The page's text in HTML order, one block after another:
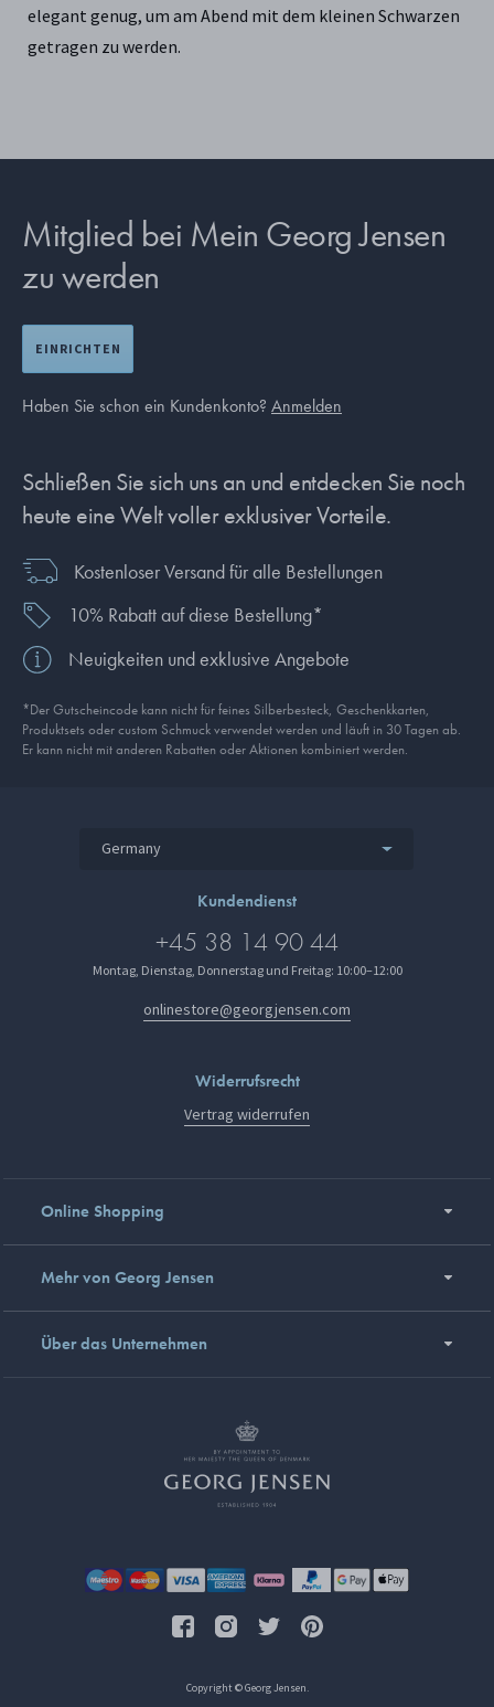
elegant genug, um am Abend mit dem kleinen Schwarzen
getragen zu werden.
Mitglied bei Mein Georg Jensen
zu werden
EINRICHTEN
Haben Sie schon ein Kundenkonto? Anmelden
Schließen Sie sich uns an und entdecken Sie noch
heute eine Welt voller exklusiver Vorteile.
Kostenloser Versand für alle Bestellungen
10% Rabatt auf diese Bestellung*
Neuigkeiten und exklusive Angebote
*Der Gutscheincode kann nicht für feines Silberbesteck, Geschenkkarten,
Produkt­sets oder custom Schmuck verwendet werden und läuft in 30 Tagen ab.
Er kann nicht mit anderen Rabatten oder Aktionen kombiniert werden.
Germany
Kundendienst
+45 38 14 90 44
Montag, Dienstag, Donnerstag und Freitag: 10:00–12:00
onlinestore@georgjensen.com
Widerrufsrecht
Vertrag widerrufen
Online Shopping
Mehr von Georg Jensen
Über das Unternehmen
Copyright © Georg Jensen.